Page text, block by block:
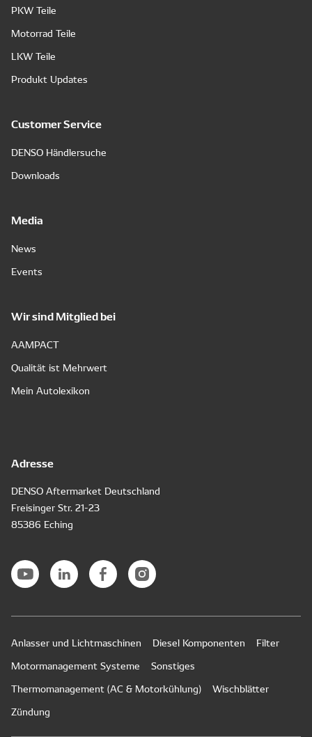
PKW Teile
Motorrad Teile
LKW Teile
Produkt Updates
Customer Service
DENSO Händlersuche
Downloads
Media
News
Events
Wir sind Mitglied bei
AAMPACT
Qualität ist Mehrwert
Mein Autolexikon
Adresse
DENSO Aftermarket Deutschland
Freisinger Str. 21-23
85386 Eching
Anlasser und Lichtmaschinen Diesel Komponenten
Filter
Motormanagement Systeme
Sonstiges
Thermomanagement (AC & Motorkühlung)
Wischblätter
Zündung